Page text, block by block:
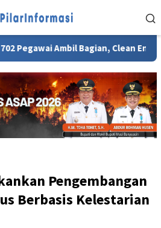
Bagian, Clean Energy Day PLN
Pengembangan
Berbasis Kelestarian